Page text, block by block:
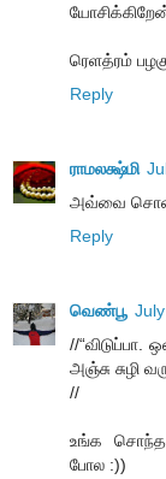
ரெளத்ரம்
Reply
ராமலக்ஷ்மி
அவ்வை
Reply
வெண்பூ
//“விடுப்பா.
அஞ்சு சுழி
//
உங்க
போல :))